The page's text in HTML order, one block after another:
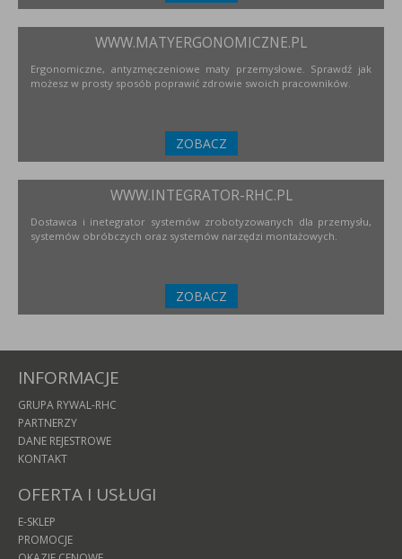
WWW.MATYERGONOMICZNE.PL
Ergonomiczne, antyzmęczeniowe maty przemysłowe. Sprawdź jak
możesz w prosty sposób poprawić zdrowie swoich pracowników.
ZOBACZ
WWW.INTEGRATOR-RHC.PL
Dostawca i inetegrator systemów zrobotyzowanych dla przemysłu,
systemów obróbczych oraz systemów narzędzi montażowych.
ZOBACZ
INFORMACJE
GRUPA RYWAL-RHC
PARTNERZY
DANE REJESTROWE
KONTAKT
OFERTA I USŁUGI
E-SKLEP
PROMOCJE